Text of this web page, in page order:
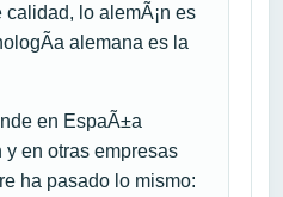
calidad, lo alemÃ¡n es
alemana es la
en EspaÃ±a
y en otras empresas
ha pasado lo mismo: